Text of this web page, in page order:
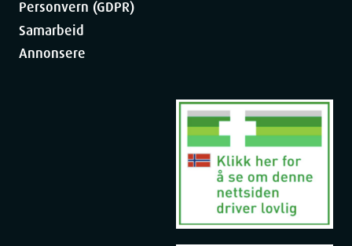
Personvern (GDPR)
Samarbeid
Annonsere